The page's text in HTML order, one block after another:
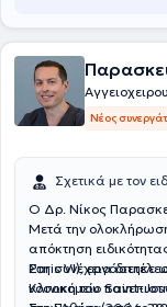
Ενδαγγειακής
Νέος
Σχετικά με τον
Ο Δρ. Νίκος
Μετά την
απόκτηση
Paris VI), εργάστηκε
νοσοκομείο Saint-
Στη συνέχεια
Κλινική του